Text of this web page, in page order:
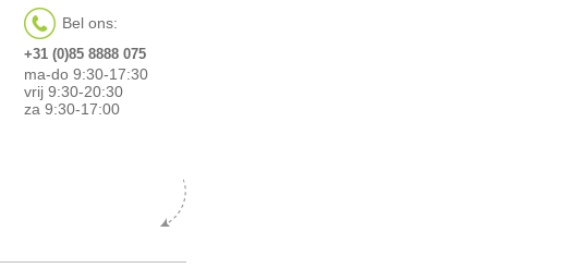
Bel ons:
+31 (0)85 8888 075
ma-do 9:30-17:30
vrij 9:30-20:30
za 9:30-17:00